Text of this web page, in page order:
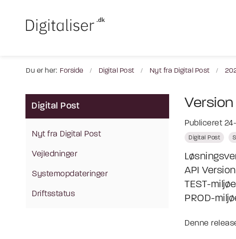
Du er her: Forside Digital Post Nyt fra Digital Post
Digital Post
Nyt fra Digital Post
Vejledninger
Systemopdateringer
Driftsstatus
Publiceret
Digital Post
API Version
TEST-
PROD-
Denne